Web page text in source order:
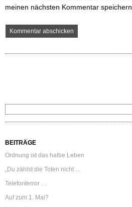
meinen nächsten Kommentar speichern.
BEITRÄGE
Ordnung ist das halbe Leben
„Du zählst die Toten nicht …
Telefonterror …
Auf zum 1. Mai?